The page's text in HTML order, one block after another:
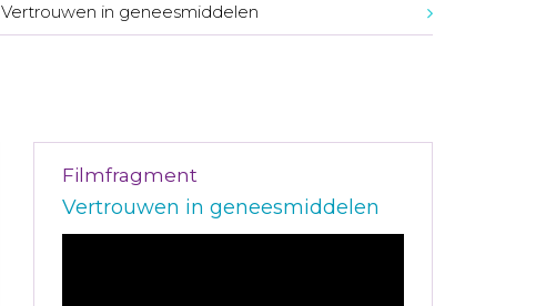
Vertrouwen in geneesmiddelen
Filmfragment
Vertrouwen in geneesmiddelen